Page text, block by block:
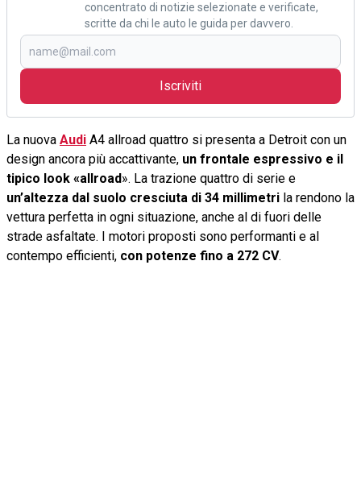
concentrato di notizie selezionate e verificate,
scritte da chi le auto le guida per davvero.
Iscriviti
La nuova Audi A4 allroad quattro si presenta a Detroit con un
design ancora più accattivante, un frontale espressivo e il
tipico look «allroad». La trazione quattro di serie e
un’altezza dal suolo cresciuta di 34 millimetri la rendono la
vettura perfetta in ogni situazione, anche al di fuori delle
strade asfaltate. I motori proposti sono performanti e al
contempo efficienti, con potenze fino a 272 CV.